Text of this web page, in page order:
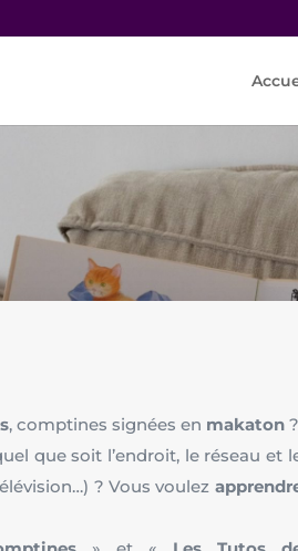
, comptines signées en makaton?
que soit l’endroit, le réseau et
? Vous voulez